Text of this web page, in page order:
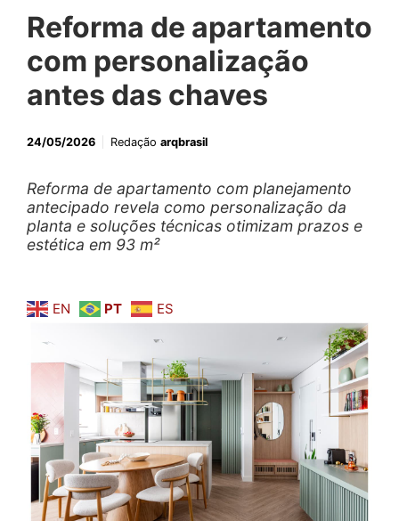
Reforma de apartamento
com personalização
antes das chaves
24/05/2026 Redação arqbrasil
Reforma de apartamento com planejamento
antecipado revela como personalização da
planta e soluções técnicas otimizam prazos e
estética em 93 m²
EN PT ES